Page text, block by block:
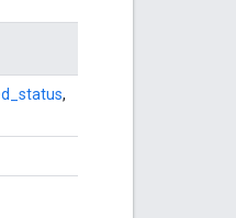
,